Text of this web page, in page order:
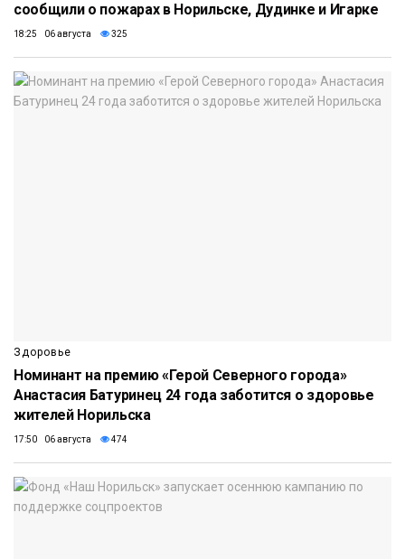
сообщили о пожарах в Норильске, Дудинке и Игарке
18:25 06 августа 325
Здоровье
Номинант на премию «Герой Северного города»
Анастасия Батуринец 24 года заботится о здоровье
жителей Норильска
17:50 06 августа 474